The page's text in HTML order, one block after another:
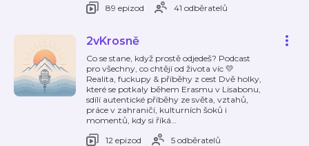
89 epizod
41 odběratelů
2vKrosně
Co se stane, když prostě odjedeš? Podcast
pro všechny, co chtějí od života víc 💛
Realita, fuckupy & příběhy z cest Dvě holky,
které se potkaly během Erasmu v Lisabonu,
sdílí autentické příběhy ze světa, vztahů,
práce v zahraničí, kulturních šoků i
momentů, kdy si říká…
12 epizod
5 odběratelů